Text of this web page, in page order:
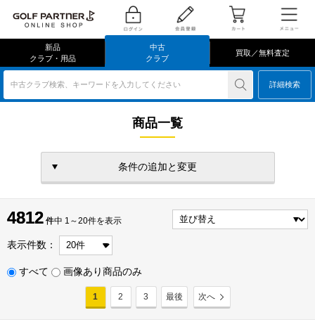
新品
クラブ・用品
中古
クラブ
買取／無料査定
中古クラブ検索、キーワードを入力してください 詳細検索
商品一覧
条件の追加と変更
4812 件
4812 件中 1～20件を表示
表示件数：
すべて 画像あり商品のみ
1 2 3 最後 次へ